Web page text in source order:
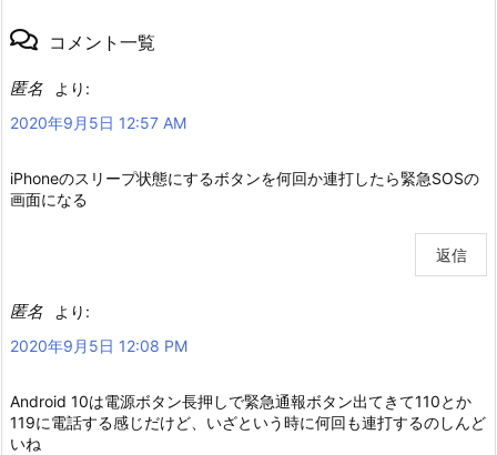
コメント一覧
匿名
より:
2020年9月5日 12:57 AM
iPhoneのスリープ状態にするボタンを何回か連打したら緊急SOSの
画面になる
返信
匿名
より:
2020年9月5日 12:08 PM
Android 10は電源ボタン長押しで緊急通報ボタン出てきて110とか
119に電話する感じだけど、いざという時に何回も連打するのしんど
いね